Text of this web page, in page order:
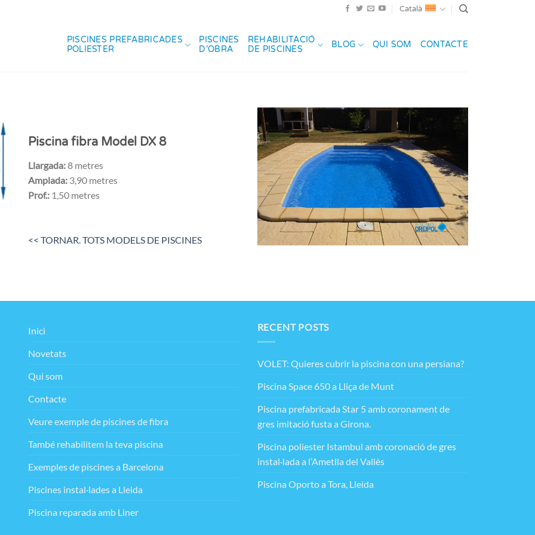
Català
PISCINES PREFABRICADES
POLIESTER
PISCINES
D’OBRA
REHABILITACIÓ
DE PISCINES
BLOG QUI SOM CONTACTE
Piscina fibra Model DX 8
Llargada:8 metres
Amplada: 3,90 metres
Prof.: 1,50 metres
<< TORNAR. TOTS MODELS DE PISCINES
Inici
Novetats
Qui som
Contacte
Veure exemple de piscines de fibra
També rehabilitem la teva piscina
Exemples de piscines a Barcelona
Piscines instal·lades a Lleida
Piscina reparada amb Liner
RECENT POSTS
VOLET: Quieres cubrir la piscina con una persiana?
Piscina Space 650 a Lliça de Munt
Piscina prefabricada Star 5 amb coronament de
gres imitació fusta a Girona.
Piscina poliester Istambul amb coronació de gres
instal·lada a l’Ametlla del Vallès
Piscina Oporto a Tora, Lleida